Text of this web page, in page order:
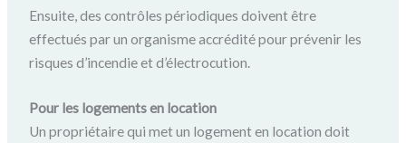
Ensuite, des contrôles périodiques doivent être
effectués par un organisme accrédité pour prévenir les
risques d’incendie et d’électrocution.
Pour les logements en location
Un propriétaire qui met un logement en location doit